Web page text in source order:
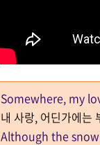
Somewhere, my
내 사랑, 어딘가에는
Although the